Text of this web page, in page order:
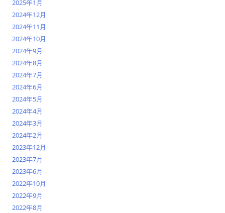
2025年1月
2024年12月
2024年11月
2024年10月
2024年9月
2024年8月
2024年7月
2024年6月
2024年5月
2024年4月
2024年3月
2024年2月
2023年12月
2023年7月
2023年6月
2022年10月
2022年9月
2022年8月